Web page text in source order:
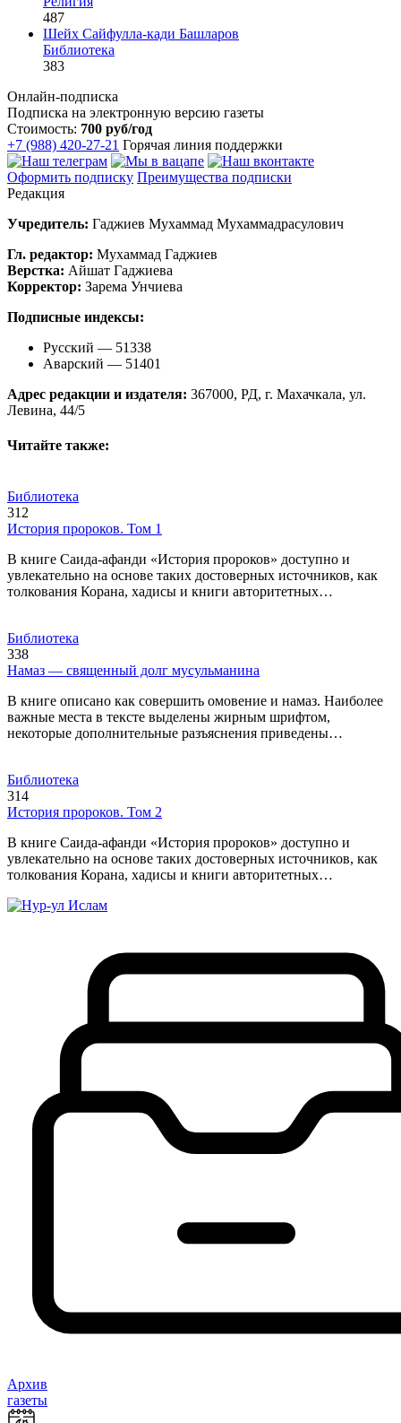
487
Шейх Сайфулла-кади Башларов
Библиотека
383
Онлайн-подписка
Подписка на электронную версию газеты
Стоимость: 700 руб/год
+7 (988) 420-27-21 Горячая линия поддержки
Оформить подписку Преимущества подписки
Редакция
Учредитель: Гаджиев Мухаммад Мухаммадрасулович
Гл. редактор: Мухаммад Гаджиев
Верстка: Айшат Гаджиева
Корректор: Зарема Унчиева
Подписные индексы:
Русский — 51338
Аварский — 51401
Адрес редакции и издателя: 367000, РД, г. Махачкала, ул.
Левина, 44/5
Читайте также:
Библиотека
312
История пророков. Том 1
В книге Саида-афанди «История пророков» доступно и
увлекательно на основе таких достоверных источников, как
толкования Корана, хадисы и книги авторитетных…
Библиотека
338
Намаз — священный долг мусульманина
В книге описано как совершить омовение и намаз. Наиболее
важные места в тексте выделены жирным шрифтом,
некоторые дополнительные разъяснения приведены…
Библиотека
314
История пророков. Том 2
В книге Саида-афанди «История пророков» доступно и
увлекательно на основе таких достоверных источников, как
толкования Корана, хадисы и книги авторитетных…
Архив
газеты